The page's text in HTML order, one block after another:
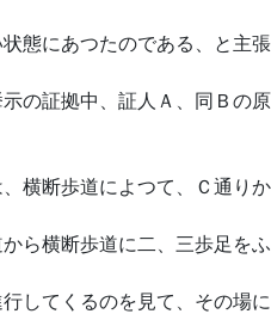
態にあつたのである、と主張
の証拠中、証人Ａ、同Ｂの原
横断歩道によつて、Ｃ通りか
ら横断歩道に二、三歩足をふ
してくるのを見て、その場に